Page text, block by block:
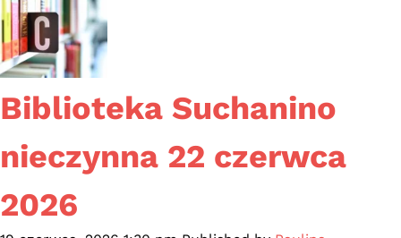
Biblioteka Suchanino
nieczynna 22 czerwca
2026